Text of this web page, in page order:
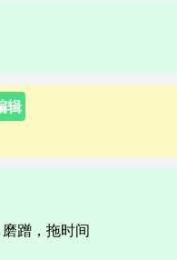
辑
蹭，拖时间